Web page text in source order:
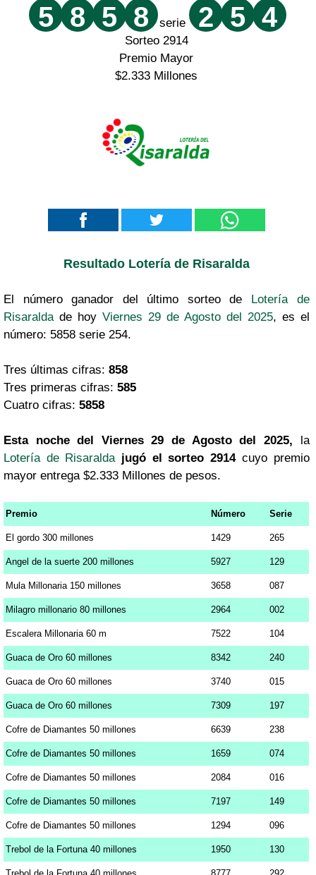
5 8 5 8 serie 2 5 4
Sorteo 2914
Premio Mayor
$2.333 Millones
Resultado Lotería de Risaralda
El número ganador del último sorteo de Lotería de
Risaralda de hoy Viernes 29 de Agosto del 2025, es el
número: 5858 serie 254.
Tres últimas cifras: 858
Tres primeras cifras: 585
Cuatro cifras: 5858
Esta noche del Viernes 29 de Agosto del 2025, la
Lotería de Risaralda jugó el sorteo 2914cuyo premio
mayor entrega $2.333 Millones de pesos.
Premio Número Serie
El gordo 300 millones 1429 265
Angel de la suerte 200 millones 5927 129
Mula Millonaria 150 millones 3658 087
Milagro millonario 80 millones 2964 002
Escalera Millonaria 60 m 7522 104
Guaca de Oro 60 millones 8342 240
Guaca de Oro 60 millones 3740 015
Guaca de Oro 60 millones 7309 197
Cofre de Diamantes 50 millones 6639 238
Cofre de Diamantes 50 millones 1659 074
Cofre de Diamantes 50 millones 2084 016
Cofre de Diamantes 50 millones 7197 149
Cofre de Diamantes 50 millones 1294 096
Trebol de la Fortuna 40 millones 1950 130